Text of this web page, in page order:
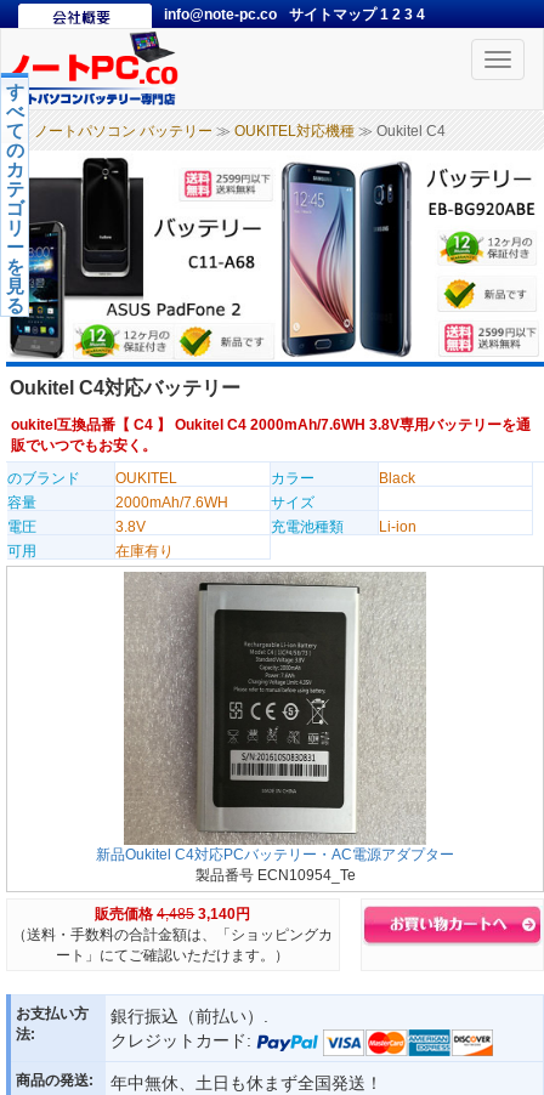
info@note-pc.co サイトマップ1 2 3 4
Toggle
ノートパソコン バッテリー ≫ OUKITEL対応機種 ≫ Oukitel C4
す
べ
て
の
カ
テ
ゴ
リ
ー
を
見
る
Oukitel C4対応バッテリー
oukitel互換品番【 C4 】 Oukitel C4 2000mAh/7.6WH 3.8V専用バッテリーを通
販でいつでもお安く。
のブランド
OUKITEL カラー
Black
容量
2000mAh/7.6WH
サイズ
電圧
3.8V 充電池種類
Li-ion
可用
在庫有り
新品Oukitel C4対応PCバッテリー・AC電源アダプター
製品番号 ECN10954_Te
販売価格 4,485 3,140円
（送料・手数料の合計金額は、「ショッピングカ
ート」にてご確認いただけます。）
お支払い方
法:
銀行振込（前払い）.
クレジットカード:
商品の発送:
年中無休、土日も休まず全国発送！